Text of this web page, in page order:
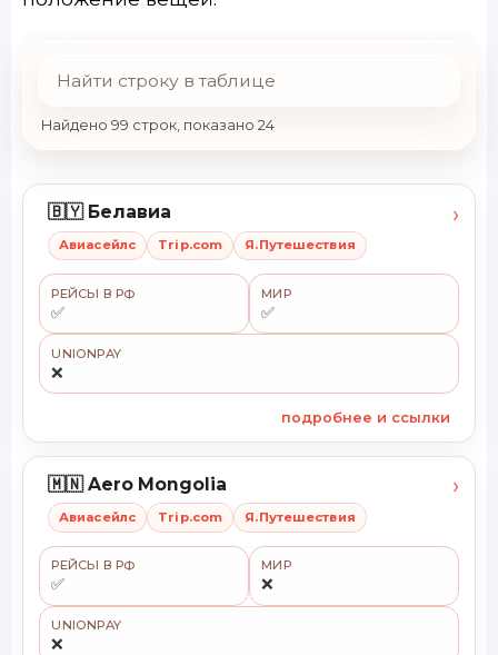
Найдено 99 строк, показано 24
🇧🇾 Белавиа
Авиасейлс Trip.com Я.Путешествия
›
РЕЙСЫ В РФ
✅
МИР
✅
UNIONPAY
❌
подробнее и ссылки
🇲🇳 Aero Mongolia
Авиасейлс Trip.com Я.Путешествия
›
РЕЙСЫ В РФ
✅
МИР
❌
UNIONPAY
❌